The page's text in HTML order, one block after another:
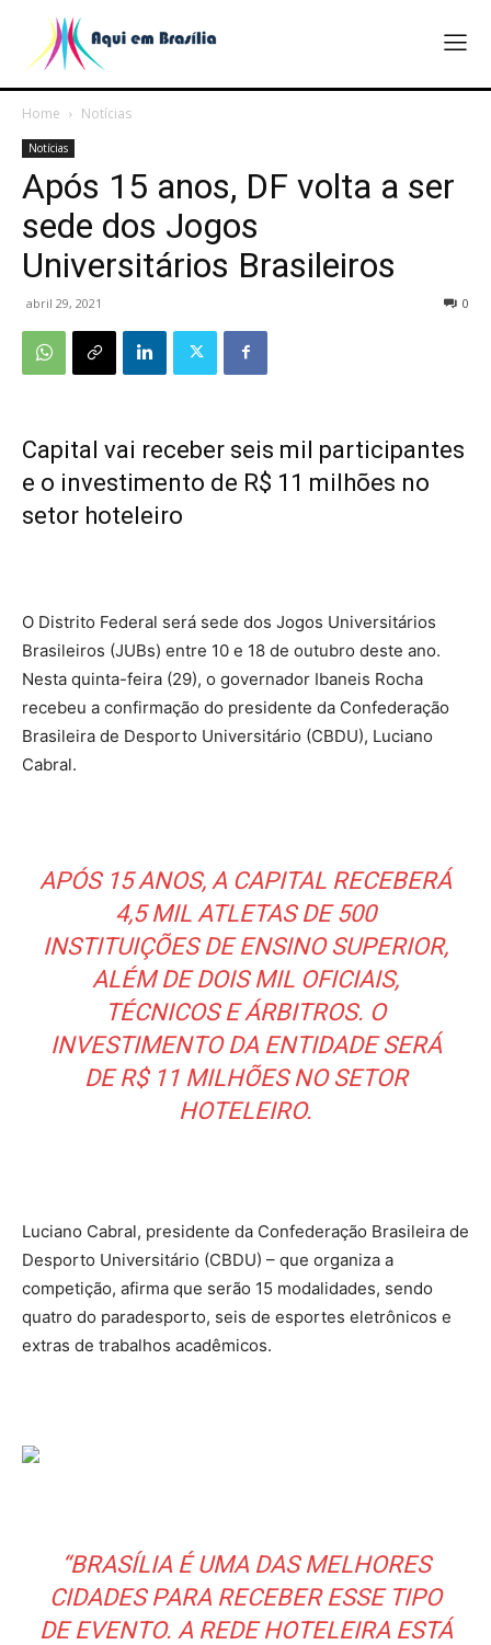
Home Notícias
Notícias
Após 15 anos, DF volta a ser
sede dos Jogos
Universitários Brasileiros
abril 29, 2021 0
Capital vai receber seis mil participantes
e o investimento de R$ 11 milhões no
setor hoteleiro
O Distrito Federal será sede dos Jogos Universitários
Brasileiros (JUBs) entre 10 e 18 de outubro deste ano.
Nesta quinta-feira (29), o governador Ibaneis Rocha
recebeu a confirmação do presidente da Confederação
Brasileira de Desporto Universitário (CBDU), Luciano
Cabral.
APÓS 15 ANOS, A CAPITAL RECEBERÁ
4,5 MIL ATLETAS DE 500
INSTITUIÇÕES DE ENSINO SUPERIOR,
ALÉM DE DOIS MIL OFICIAIS,
TÉCNICOS E ÁRBITROS. O
INVESTIMENTO DA ENTIDADE SERÁ
DE R$ 11 MILHÕES NO SETOR
HOTELEIRO.
Luciano Cabral, presidente da Confederação Brasileira de
Desporto Universitário (CBDU) – que organiza a
competição, afirma que serão 15 modalidades, sendo
quatro do paradesporto, seis de esportes eletrônicos e
extras de trabalhos acadêmicos.
“BRASÍLIA É UMA DAS MELHORES
CIDADES PARA RECEBER ESSE TIPO
DE EVENTO. A REDE HOTELEIRA ESTÁ